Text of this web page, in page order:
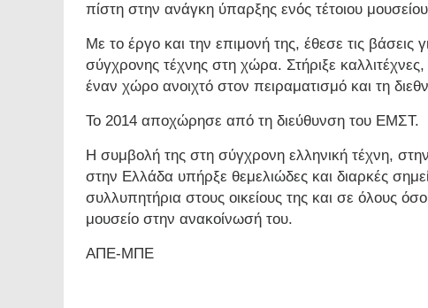
πίστη στην ανάγκη ύπαρξης ενός τέτοιου
Με το έργο και την επιμονή της, έθεσε τις βάσεις
σύγχρονης τέχνης στη χώρα. Στήριξε
έναν χώρο ανοιχτό στον πειραματισμό και τη
Το 2014 αποχώρησε από τη διεύθυνση του ΕΜΣΤ.
Η συμβολή της στη σύγχρονη ελληνική τέχνη,
στην Ελλάδα υπήρξε θεμελιώδες και διαρκές
συλλυπητήρια στους οικείους της και σε όλους
μουσείο στην ανακοίνωσή του.
ΑΠΕ-ΜΠΕ